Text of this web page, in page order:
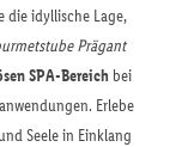
die idyllische Lage,
Prägant
SPA-Bereich bei
Erlebe
Seele in Einklang